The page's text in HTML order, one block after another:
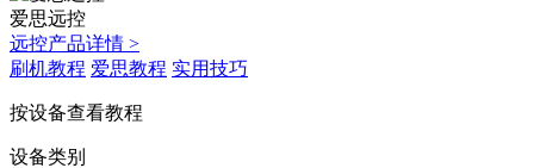
爱思远控
远控产品详情 >
刷机教程 爱思教程 实用技巧
按设备查看教程
设备类别